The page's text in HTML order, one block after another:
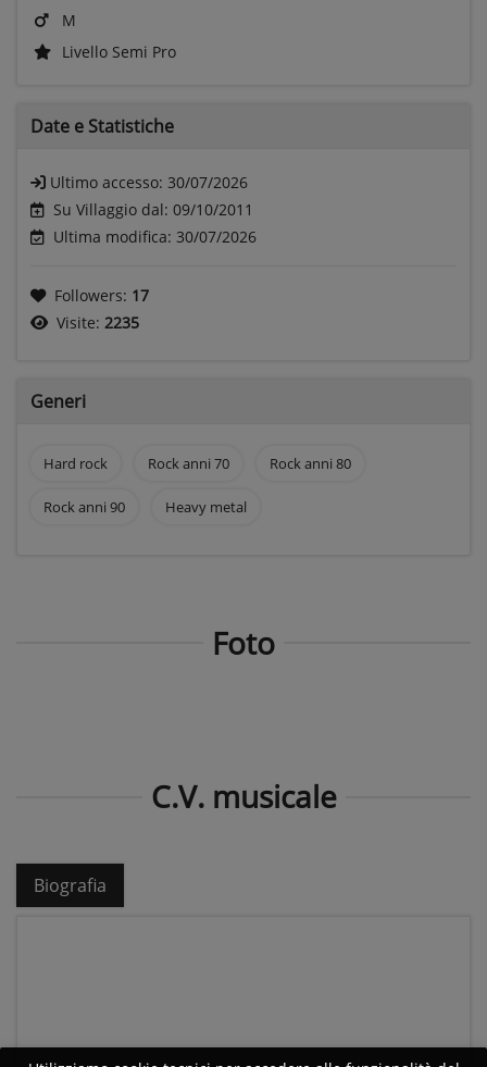
M
Livello Semi Pro
Date e Statistiche
Ultimo accesso: 30/07/2026
Su Villaggio dal: 09/10/2011
Ultima modifica: 30/07/2026
Followers: 17
Visite: 2235
Generi
Hard rock Rock anni 70 Rock anni 80
Rock anni 90 Heavy metal
Foto
C.V. musicale
Biografia